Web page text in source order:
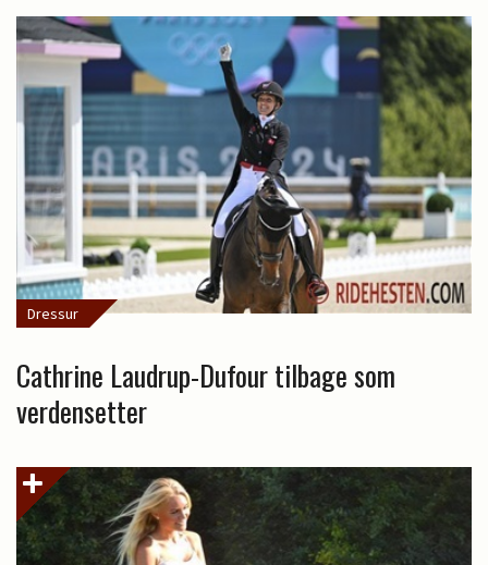
Dressur
Cathrine Laudrup-Dufour tilbage som
verdensetter